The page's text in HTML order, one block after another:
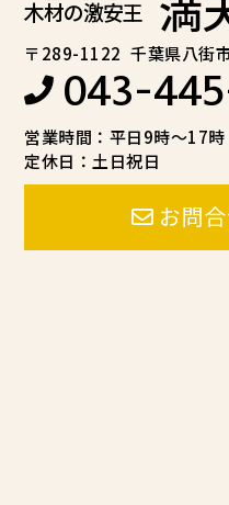
木材の激安王
〒289-1122千葉県八街
043-
営業時間：平日9時～17時
定休日：土日祝日
お問